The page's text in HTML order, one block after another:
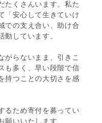
たくさんいます。私た
「安心して生きていけ
での支え合い、助け合
動しています。
がらないまま、引きこ
も多く、早い段階で信
持つことの大切さを感
るため寄付を募ってい
願いいたします。